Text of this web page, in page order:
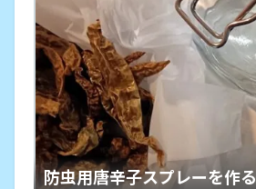
防虫用唐辛子スプレーを作る